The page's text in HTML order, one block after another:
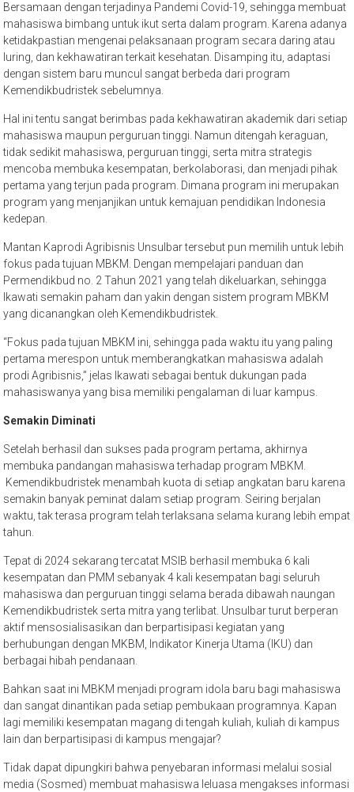
Bersamaan dengan terjadinya Pandemi Covid-19, sehingga membuat
mahasiswa bimbang untuk ikut serta dalam program. Karena adanya
ketidakpastian mengenai pelaksanaan program secara daring atau
luring, dan kekhawatiran terkait kesehatan. Disamping itu, adaptasi
dengan sistem baru muncul sangat berbeda dari program
Kemendikbudristek sebelumnya.
Hal ini tentu sangat berimbas pada kekhawatiran akademik dari setiap
mahasiswa maupun perguruan tinggi. Namun ditengah keraguan,
tidak sedikit mahasiswa, perguruan tinggi, serta mitra strategis
mencoba membuka kesempatan, berkolaborasi, dan menjadi pihak
pertama yang terjun pada program. Dimana program ini merupakan
program yang menjanjikan untuk kemajuan pendidikan Indonesia
kedepan.
Mantan Kaprodi Agribisnis Unsulbar tersebut pun memilih untuk lebih
fokus pada tujuan MBKM. Dengan mempelajari panduan dan
Permendikbud no. 2 Tahun 2021 yang telah dikeluarkan, sehingga
Ikawati semakin paham dan yakin dengan sistem program MBKM
yang dicanangkan oleh Kemendikbudristek.
“Fokus pada tujuan MBKM ini, sehingga pada waktu itu yang paling
pertama merespon untuk memberangkatkan mahasiswa adalah
prodi Agribisnis,” jelas Ikawati sebagai bentuk dukungan pada
mahasiswanya yang bisa memiliki pengalaman di luar kampus.
Semakin Diminati
Setelah berhasil dan sukses pada program pertama, akhirnya
membuka pandangan mahasiswa terhadap program MBKM.
Kemendikbudristek menambah kuota di setiap angkatan baru karena
semakin banyak peminat dalam setiap program. Seiring berjalan
waktu, tak terasa program telah terlaksana selama kurang lebih empat
tahun.
Tepat di 2024 sekarang tercatat MSIB berhasil membuka 6 kali
kesempatan dan PMM sebanyak 4 kali kesempatan bagi seluruh
mahasiswa dan perguruan tinggi selama berada dibawah naungan
Kemendikbudristek serta mitra yang terlibat. Unsulbar turut berperan
aktif mensosialisasikan dan berpartisipasi kegiatan yang
berhubungan dengan MKBM, Indikator Kinerja Utama (IKU) dan
berbagai hibah pendanaan.
Bahkan saat ini MBKM menjadi program idola baru bagi mahasiswa
dan sangat dinantikan pada setiap pembukaan programnya. Kapan
lagi memiliki kesempatan magang di tengah kuliah, kuliah di kampus
lain dan berpartisipasi di kampus mengajar?
Tidak dapat dipungkiri bahwa penyebaran informasi melalui sosial
media (Sosmed) membuat mahasiswa leluasa mengakses informasi